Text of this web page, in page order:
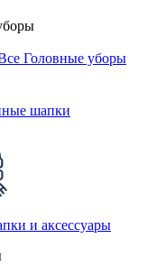
Головные уборы
шапки
и аксессуары